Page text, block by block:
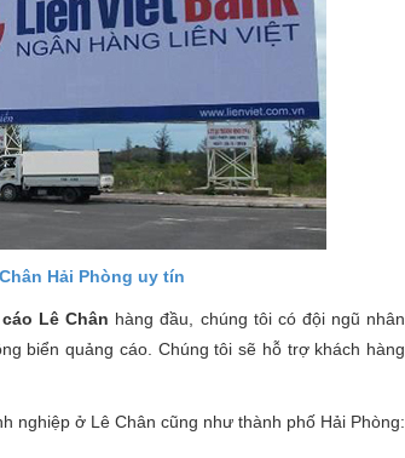
Hải Phòng uy tín
Lê Chân hàng đầu, chúng tôi có đội ngũ nhân
biển quảng cáo. Chúng tôi sẽ hỗ trợ khách hàng
nghiệp ở Lê Chân cũng như thành phố Hải Phòng: